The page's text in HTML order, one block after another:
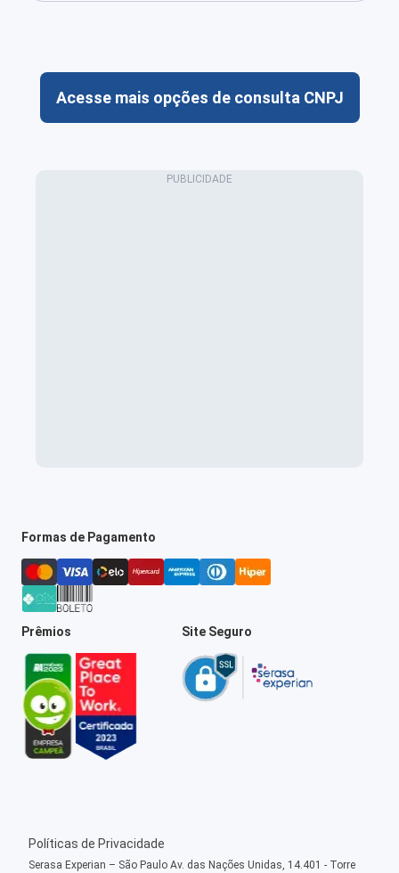
Acesse mais opções de consulta CNPJ
Formas de Pagamento
Prêmios Site Seguro
Políticas de Privacidade
Serasa Experian – São Paulo Av. das Nações Unidas, 14.401 - Torre